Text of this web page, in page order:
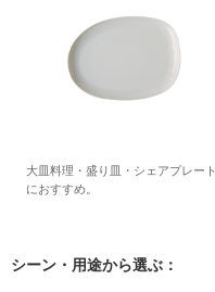
大皿料理・盛り皿・シェアプレート
におすすめ。
シーン・用途から選ぶ：